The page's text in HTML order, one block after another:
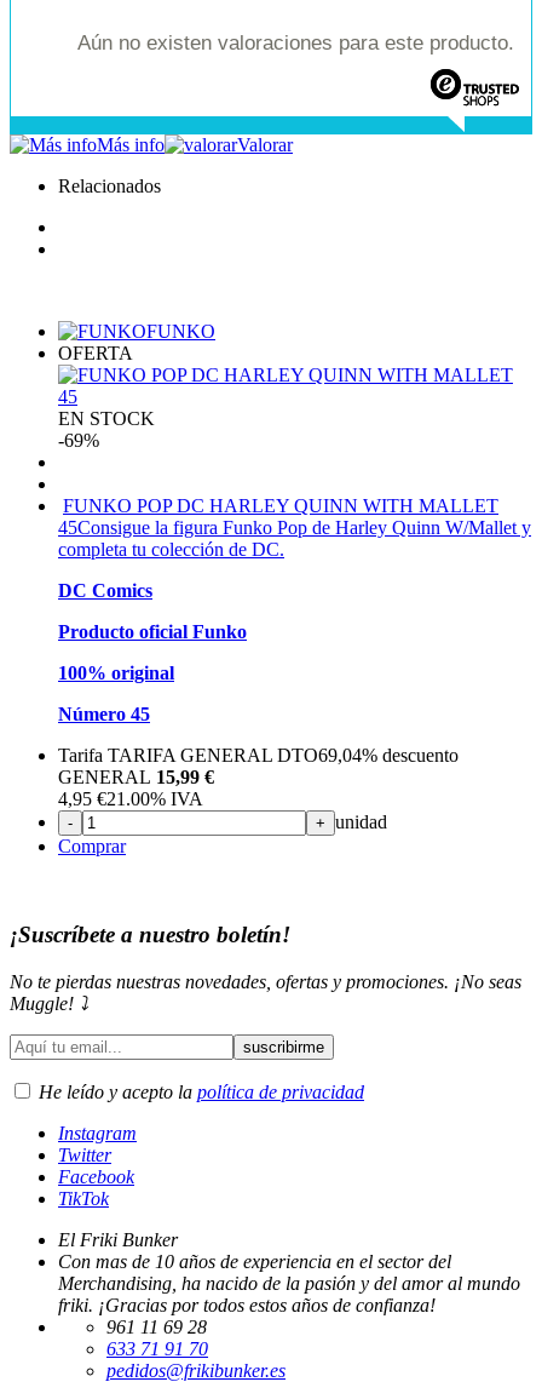
Aún no existen valoraciones para este producto.
Más info
Valorar
Relacionados
FUNKO
OFERTA
EN STOCK
-69%
FUNKO POP DC HARLEY QUINN WITH MALLET
45Consigue la figura Funko Pop de Harley Quinn W/Mallet y
completa tu colección de DC.
DC Comics
Producto oficial Funko
100% original
Número 45
Tarifa TARIFA GENERAL DTO69,04% descuento
GENERAL 15,99 €
4,95 €21.00% IVA
- + unidad
Comprar
¡Suscríbete a nuestro boletín!
No te pierdas nuestras novedades, ofertas y promociones. ¡No seas
Muggle! ⤵️
He leído y acepto la política de privacidad
Instagram
Twitter
Facebook
TikTok
El Friki Bunker
Con mas de 10 años de experiencia en el sector del
Merchandising, ha nacido de la pasión y del amor al mundo
friki. ¡Gracias por todos estos años de confianza!
961 11 69 28
633 71 91 70
pedidos@frikibunker.es